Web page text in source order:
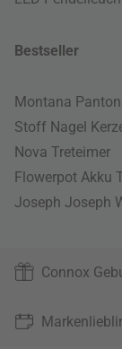
Bestseller
Montana
Stoff Nagel
Nova Treteimer
Flowerpot Akku
Joseph Joseph
Connox